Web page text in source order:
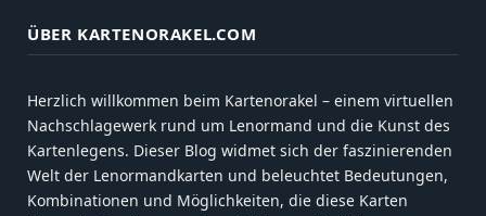
ÜBER KARTENORAKEL.COM
Herzlich willkommen beim Kartenorakel – einem virtuellen
Nachschlagewerk rund um Lenormand und die Kunst des
Kartenlegens. Dieser Blog widmet sich der faszinierenden
Welt der Lenormandkarten und beleuchtet Bedeutungen,
Kombinationen und Möglichkeiten, die diese Karten